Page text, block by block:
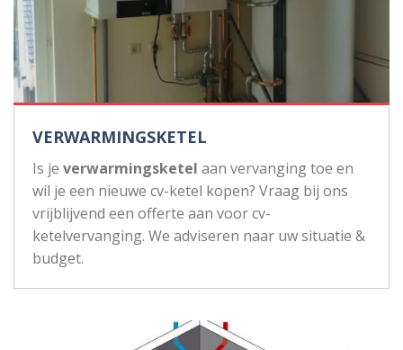
VERWARMINGSKETEL
Is je verwarmingsketel aan vervanging toe en
wil je een nieuwe cv-ketel kopen? Vraag bij ons
vrijblijvend een offerte aan voor cv-
ketelvervanging. We adviseren naar uw situatie &
budget.